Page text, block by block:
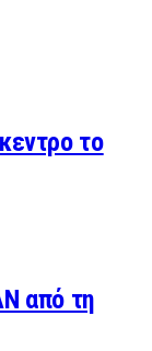
το
από τη